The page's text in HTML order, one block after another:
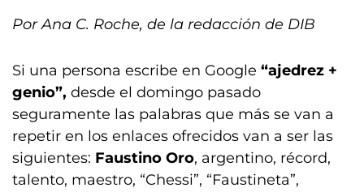
Por Ana C. Roche, de la redacción de DIB
Si una persona escribe en Google “ajedrez +
genio”, desde el domingo pasado
seguramente las palabras que más se van a
repetir en los enlaces ofrecidos van a ser las
siguientes: Faustino Oro, argentino, récord,
talento, maestro, “Chessi”, “Faustineta”,